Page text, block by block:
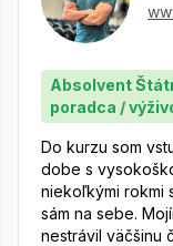
Absolvent
poradca /
Do kurzu som
dobe s
niekoľkými rokmi
sám na sebe.
nestrávil väčšinu